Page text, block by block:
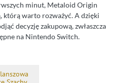
minut, Metaloid Origin
którą warto rozważyć. A dzięki
decyzję zakupową, zwłaszcza
na Nintendo Switch.